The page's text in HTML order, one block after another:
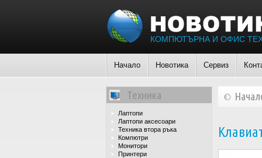
КОМПЮТЪРНА И ОФИС
Начало Новотика Сервиз
Техника
Лаптопи
Лаптопи аксесоари
Техника втора ръка
Компютри
Монитори
Принтери